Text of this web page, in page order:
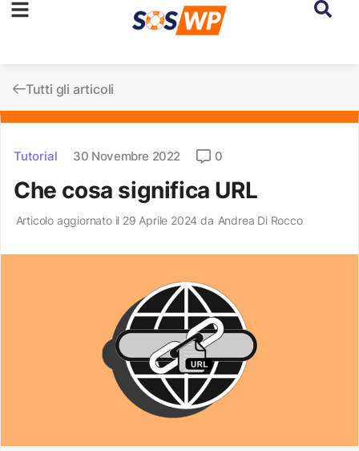
Tutti gli articoli
Tutorial 30 Novembre 2022 0
Che cosa significa URL
Articolo aggiornato il 29 Aprile 2024 da Andrea Di Rocco